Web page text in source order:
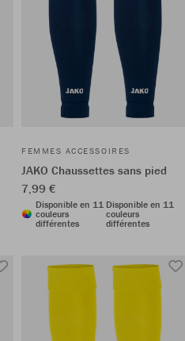
FEMMES ACCESSOIRES
JAKO Chaussettes sans pied
7,99 €
Disponible en 11
couleurs
différentes
Disponible en 11
couleurs
différentes